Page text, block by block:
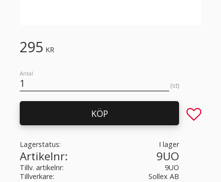
295 KR
Antal
st
KÖP Lägg till
Lagerstatus I lager
Artikelnr 9UO
Tillv. artikelnr
9UO
Tillverkare
Sollex AB